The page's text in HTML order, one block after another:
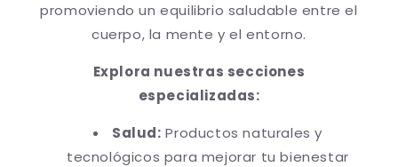
promoviendo un equilibrio saludable entre el
cuerpo, la mente y el entorno.
Explora nuestras secciones
especializadas:
Salud: Productos naturales y
tecnológicos para mejorar tu bienestar